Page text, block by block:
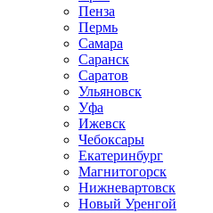
Пенза
Пермь
Самара
Саранск
Саратов
Ульяновск
Уфа
Ижевск
Чебоксары
Екатеринбург
Магнитогорск
Нижневартовск
Новый Уренгой